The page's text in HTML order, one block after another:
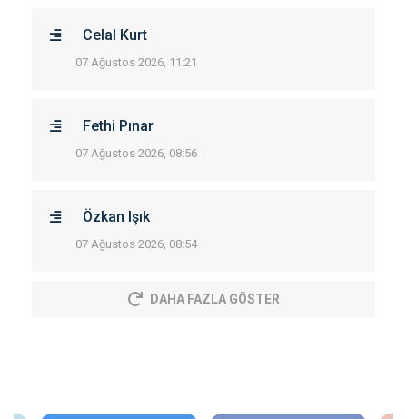
Celal Kurt
07 Ağustos 2026, 11:21
Fethi Pınar
07 Ağustos 2026, 08:56
Özkan Işık
07 Ağustos 2026, 08:54
DAHA FAZLA GÖSTER